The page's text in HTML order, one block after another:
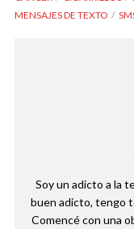
MENSAJES DE TEXTO
Soy un adicto a la
buen adicto, tengo
Comencé con una